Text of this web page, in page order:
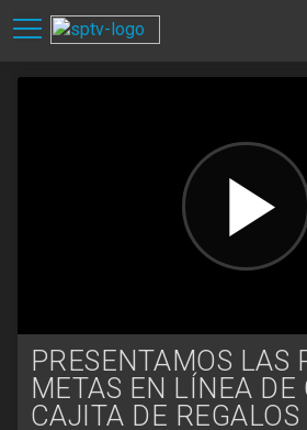
PRESENTAMOS LAS
METAS EN LÍNEA DE
CAJITA DE REGALOS